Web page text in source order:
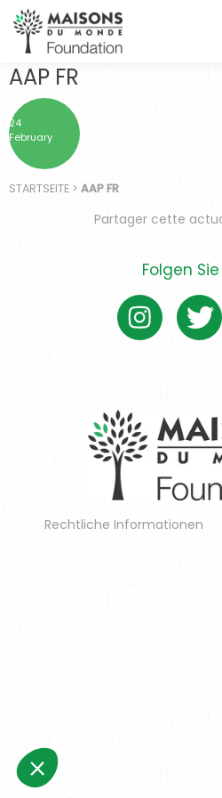
AAP FR
24
February
STARTSEITE > AAP FR
Partager cette
Folgen
Rechtliche Informationen